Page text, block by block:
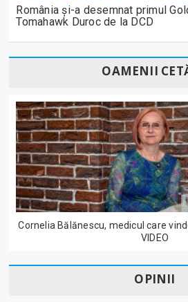
România și-a desemnat primul
Tomahawk Duroc de la DCD
OAMENII
Cornelia Bălănescu, medicul care
VIDEO
OPINII